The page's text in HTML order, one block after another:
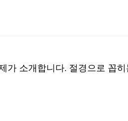
소개합니다. 절경으로 꼽히